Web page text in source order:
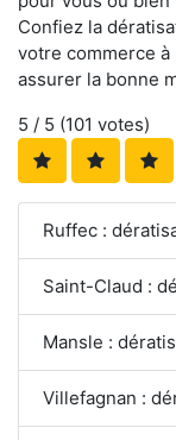
Confiez la
votre commerce
assurer la bonne
5 / 5 (101 votes)
Ruffec :
Saint-Claud :
Mansle :
Villefagnan :